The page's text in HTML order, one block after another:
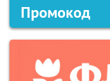
Промокод